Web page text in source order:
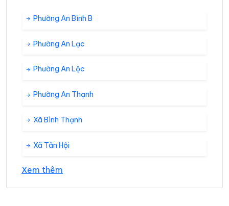
Phường An Bình B
Phường An Lạc
Phường An Lộc
Phường An Thạnh
Xã Bình Thạnh
Xã Tân Hội
Xem thêm